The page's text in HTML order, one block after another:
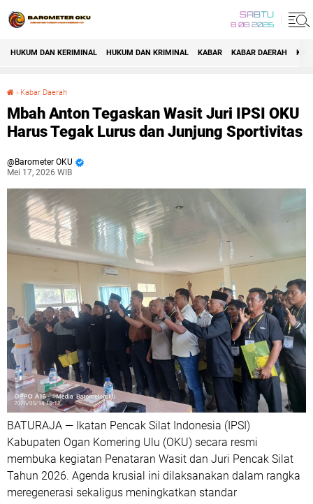
SABTU
8 08 2026
HUKUM DAN KERIMINAL HUKUM DAN KRIMINAL KABAR KABAR DAERAH
› Kabar Daerah
Mbah Anton Tegaskan Wasit Juri IPSI OKU
Harus Tegak Lurus dan Junjung Sportivitas
Barometer OKU
Mei 17, 2026 WIB
BATURAJA — Ikatan Pencak Silat Indonesia (IPSI)
Kabupaten Ogan Komering Ulu (OKU) secara resmi
membuka kegiatan Penataran Wasit dan Juri Pencak Silat
Tahun 2026. Agenda krusial ini dilaksanakan dalam rangka
meregenerasi sekaligus meningkatkan standar